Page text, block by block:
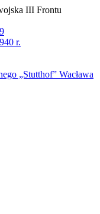
III Frontu
r.
„Stutthof” Wacława